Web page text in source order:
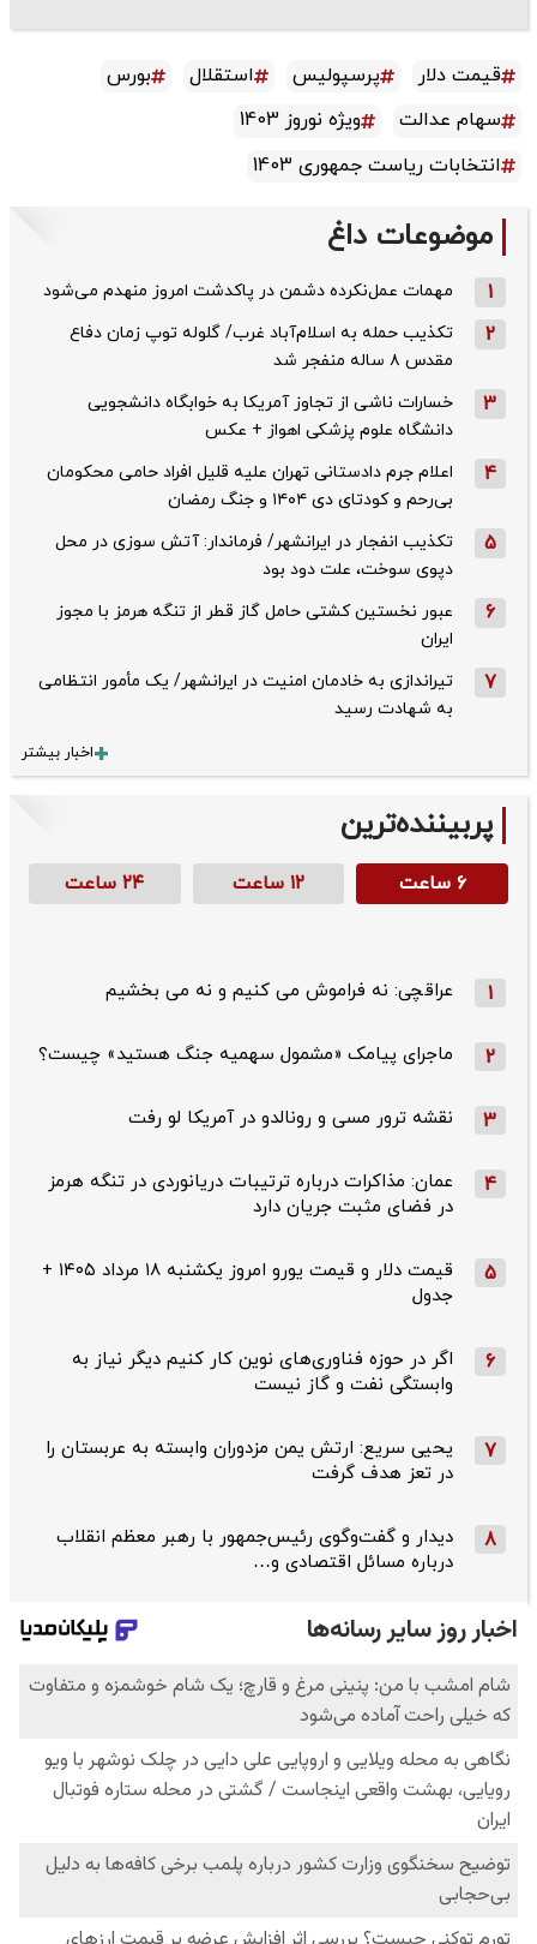
قیمت دلار پرسپولیس استقلال
بورس
سهام عدالت
ویژه نوروز 1403
انتخابات ریاست جمهوری 1403
موضوعات داغ
1 مهمات عمل‌نکرده دشمن در پاکدشت امروز منهدم می‌شود
2
تکذیب حمله به اسلام‌آباد غرب/ گلوله توپ زمان دفاع
مقدس ۸ ساله منفجر شد
3
خسارات ناشی از تجاوز آمریکا به خوابگاه دانشجویی
دانشگاه علوم پزشکی اهواز + عکس
4
اعلام جرم دادستانی تهران علیه قلیل افراد حامی محکومان
بی‌رحم و کودتای دی‌ ۱۴۰۴ و جنگ رمضان
5
تکذیب ‌انفجار در ایرانشهر/ فرماندار: آتش سوزی در محل
دپوی سوخت، علت دود بود
6
عبور نخستین کشتی حامل گاز قطر از تنگه هرمز با مجوز
ایران
7
تیراندازی به خادمان امنیت در ایرانشهر/ یک مأمور انتظامی
به شهادت رسید
اخبار بیشتر
پربیننده‌ترین
۶ ساعت ۱۲ ساعت ۲۴ ساعت
1 عراقچی: نه فراموش می کنیم و نه می بخشیم
2 ماجرای پیامک «مشمول سهمیه جنگ هستید» چیست؟
3 نقشه ترور مسی و رونالدو در آمریکا لو رفت
4
عمان: مذاکرات درباره ترتیبات دریانوردی در تنگه هرمز
در فضای مثبت جریان دارد
5
قیمت دلار و قیمت یورو امروز یکشنبه ۱۸ مرداد ۱۴۰۵ +
جدول
6
اگر در حوزه فناوری‌های نوین کار کنیم دیگر نیاز به
وابستگی نفت و گاز نیست
7
یحیی سریع: ارتش یمن مزدوران وابسته به عربستان را
در تعز هدف گرفت
8
دیدار و گفت‌وگوی رئیس‌جمهور با رهبر معظم انقلاب
درباره مسائل اقتصادی و…